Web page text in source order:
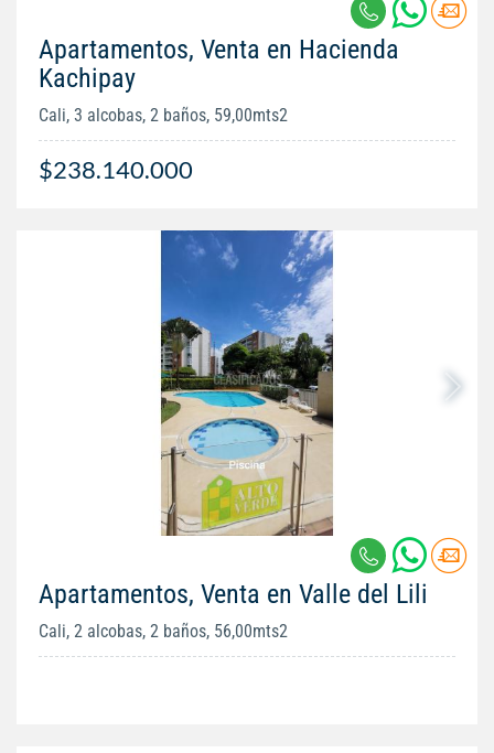
Apartamentos, Venta en Hacienda
Kachipay
Cali, 3 alcobas, 2 baños, 59,00mts2
$238.140.000
Apartamentos, Venta en Valle del Lili
Cali, 2 alcobas, 2 baños, 56,00mts2